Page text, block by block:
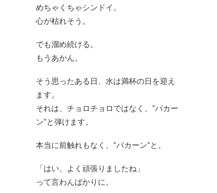
めちゃくちゃシンドイ。
心が枯れそう。
でも溜め続ける。
もうあかん。
そう思ったある日、水は満杯の日を迎え
ます。
それは、チョロチョロではなく、”パカー
ン”と弾けます。
本当に前触れもなく、”パカーン”と。
「はい、よく頑張りましたね」
って言わんばかりに。